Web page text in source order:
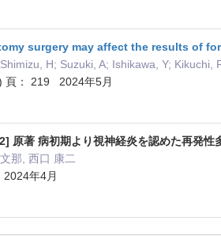
surgery may affect the results of
H; Suzuki, A; Ishikawa, Y; Kikuchi,
頁： 219 2024年5月
原著 病初期より視神経炎を認めた再発性
那, 西口 康二
年4月